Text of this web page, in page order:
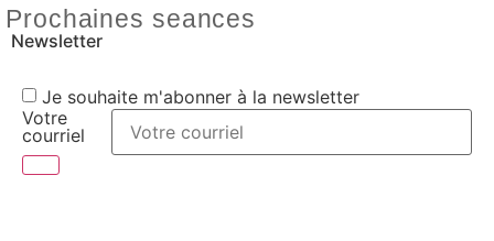
Prochaines seances
Newsletter
Je souhaite m'abonner à la newsletter
Votre
courriel